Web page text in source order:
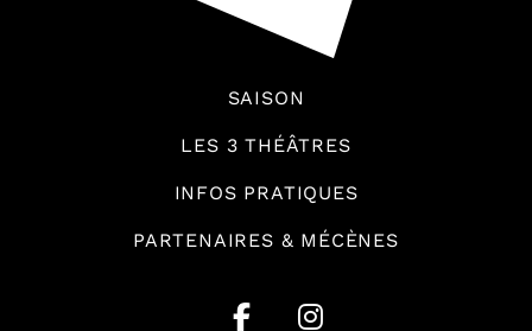
SAISON
LES 3 THÉÂTRES
INFOS PRATIQUES
PARTENAIRES & MÉCÈNES